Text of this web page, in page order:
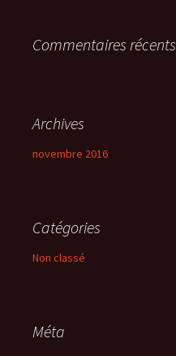
:Commentaires récents
Archives
novembre 2016
Catégories
Non classé
Méta